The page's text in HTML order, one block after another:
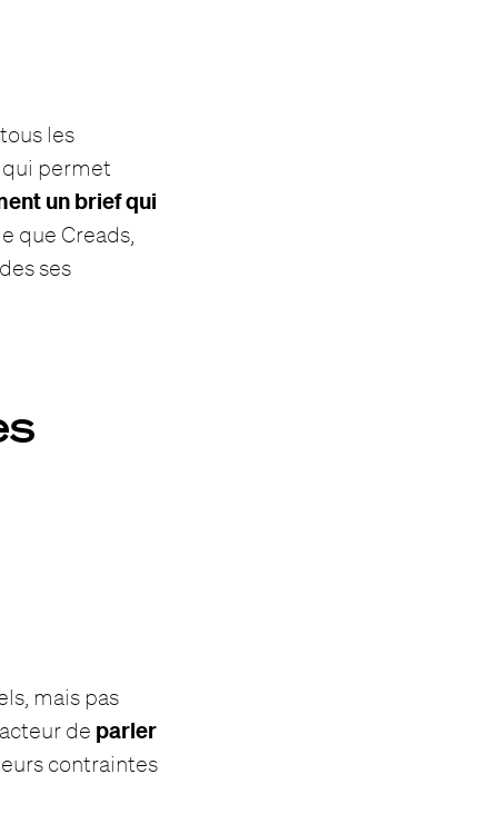
les
qui permet
un brief qui
que Creads,
ses
mais pas
de parler
contraintes